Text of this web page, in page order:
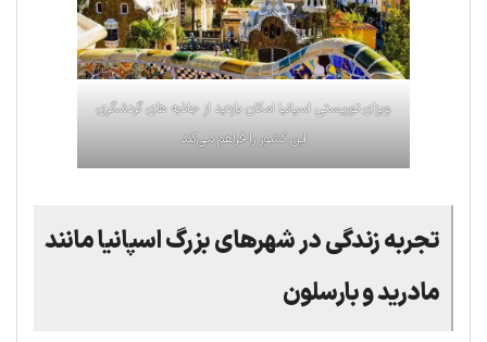
ویزای توریستی اسپانیا امکان بازدید از جاذبه های گردشگری
این کشور را فراهم می‌کند
تجربه زندگی در شهرهای بزرگ اسپانیا مانند
مادرید و بارسلون